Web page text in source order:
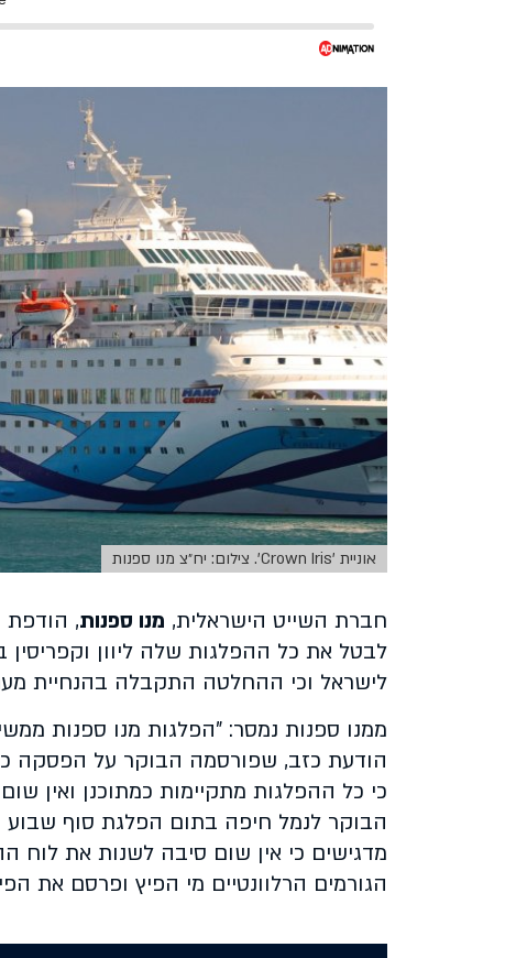
אוניית 'Crown Iris'. צילום: יח״צ מנו ספנות
חברת השייט הישראלית, מנו ספנות, הודפת
לבטל את כל ההפלגות שלה ליוון
לישראל וכי ההחלטה התקבלה בהנחיית
ממנו ספנות נמסר: "הפלגות מנו ספנות
הודעת כזב, שפורסמה הבוקר על הפסקה
כי כל ההפלגות מתקיימות כמתוכנן ואין
הבוקר לנמל חיפה בתום הפלגת סוף שבוע
מדגישים כי אין שום סיבה לשנות את לוח
הגורמים הרלוונטיים מי הפיץ ופרסם את